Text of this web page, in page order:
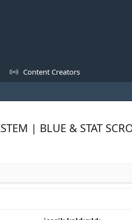
Content Creators
| BLUE & STAT